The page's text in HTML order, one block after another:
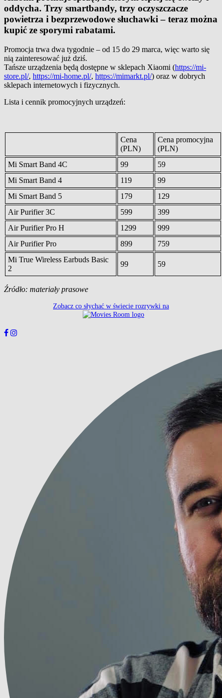
oddycha. Trzy smartbandy, trzy oczyszczacze
powietrza i bezprzewodowe słuchawki – teraz można
kupić ze sporymi rabatami.
Promocja trwa dwa tygodnie – od 15 do 29 marca, więc warto się
nią zainteresować już dziś.
Tańsze urządzenia będą dostępne w sklepach Xiaomi (https://mi-
store.pl/, https://mi-home.pl/, https://mimarkt.pl/) oraz w dobrych
sklepach internetowych i fizycznych.
Lista i cennik promocyjnych urządzeń:
Cena
(PLN)
Cena promocyjna
(PLN)
Mi Smart Band 4C
99
59
Mi Smart Band 4
119
99
Mi Smart Band 5
179
129
Air Purifier 3C
599
399
Air Purifier Pro H
1299
999
Air Purifier Pro
899
759
Mi True Wireless Earbuds Basic
2
99 59
Źródło: materiały prasowe
Zobacz co słychać w świecie rozrywki na